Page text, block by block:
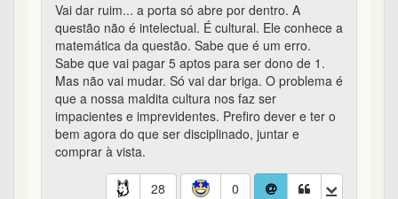
Vai dar ruim... a porta só abre por dentro. A
questão não é intelectual. É cultural. Ele conhece a
matemática da questão. Sabe que é um erro.
Sabe que vai pagar 5 aptos para ser dono de 1.
Mas não vai mudar. Só vai dar briga. O problema é
que a nossa maldita cultura nos faz ser
impacientes e imprevidentes. Prefiro dever e ter o
bem agora do que ser disciplinado, juntar e
comprar à vista.
28 0